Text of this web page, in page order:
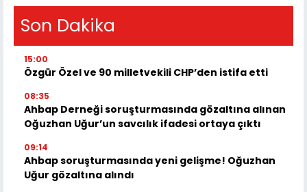
Son Dakika
15:00
Özgür Özel ve 90 milletvekili CHP’den istifa etti
08:35
Ahbap Derneği soruşturmasında gözaltına alınan
Oğuzhan Uğur’un savcılık ifadesi ortaya çıktı
09:14
Ahbap soruşturmasında yeni gelişme! Oğuzhan
Uğur gözaltına alındı